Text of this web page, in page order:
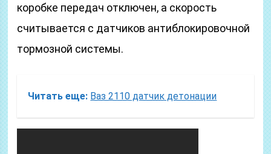
коробке передач отключен, а скорость
считывается с датчиков антиблокировочной
тормозной системы.
Читать еще: Ваз 2110 датчик детонации